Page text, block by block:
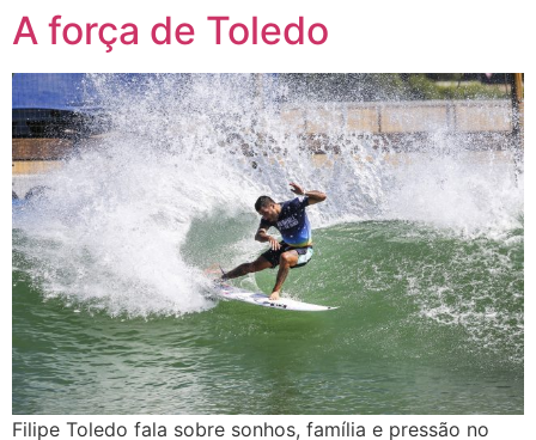
A força de Toledo
Filipe Toledo fala sobre sonhos, família e pressão no